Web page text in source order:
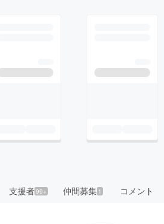
支援者99+ 仲間募集 1 コメント